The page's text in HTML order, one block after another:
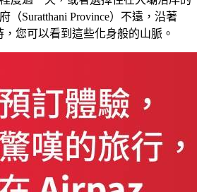
（Suratthani Province）不遠，沿著
，您可以看到這些化身般的山脈。